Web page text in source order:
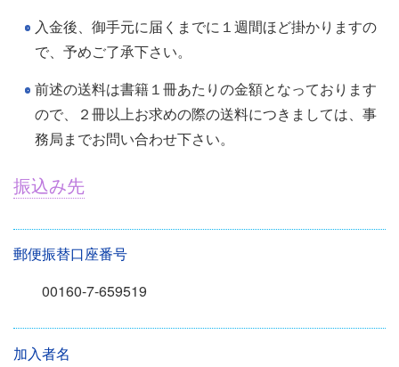
入金後、御手元に届くまでに１週間ほど掛かりますの
で、予めご了承下さい。
前述の送料は書籍１冊あたりの金額となっております
ので、２冊以上お求めの際の送料につきましては、事
務局までお問い合わせ下さい。
振込み先
郵便振替口座番号
00160-7-659519
加入者名